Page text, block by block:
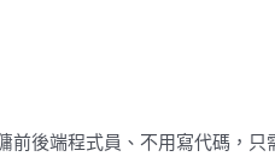
後端程式員、不用寫代碼，